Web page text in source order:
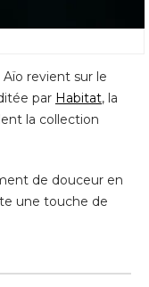
revient sur le
par Habitat, la
la collection
de douceur en
une touche de